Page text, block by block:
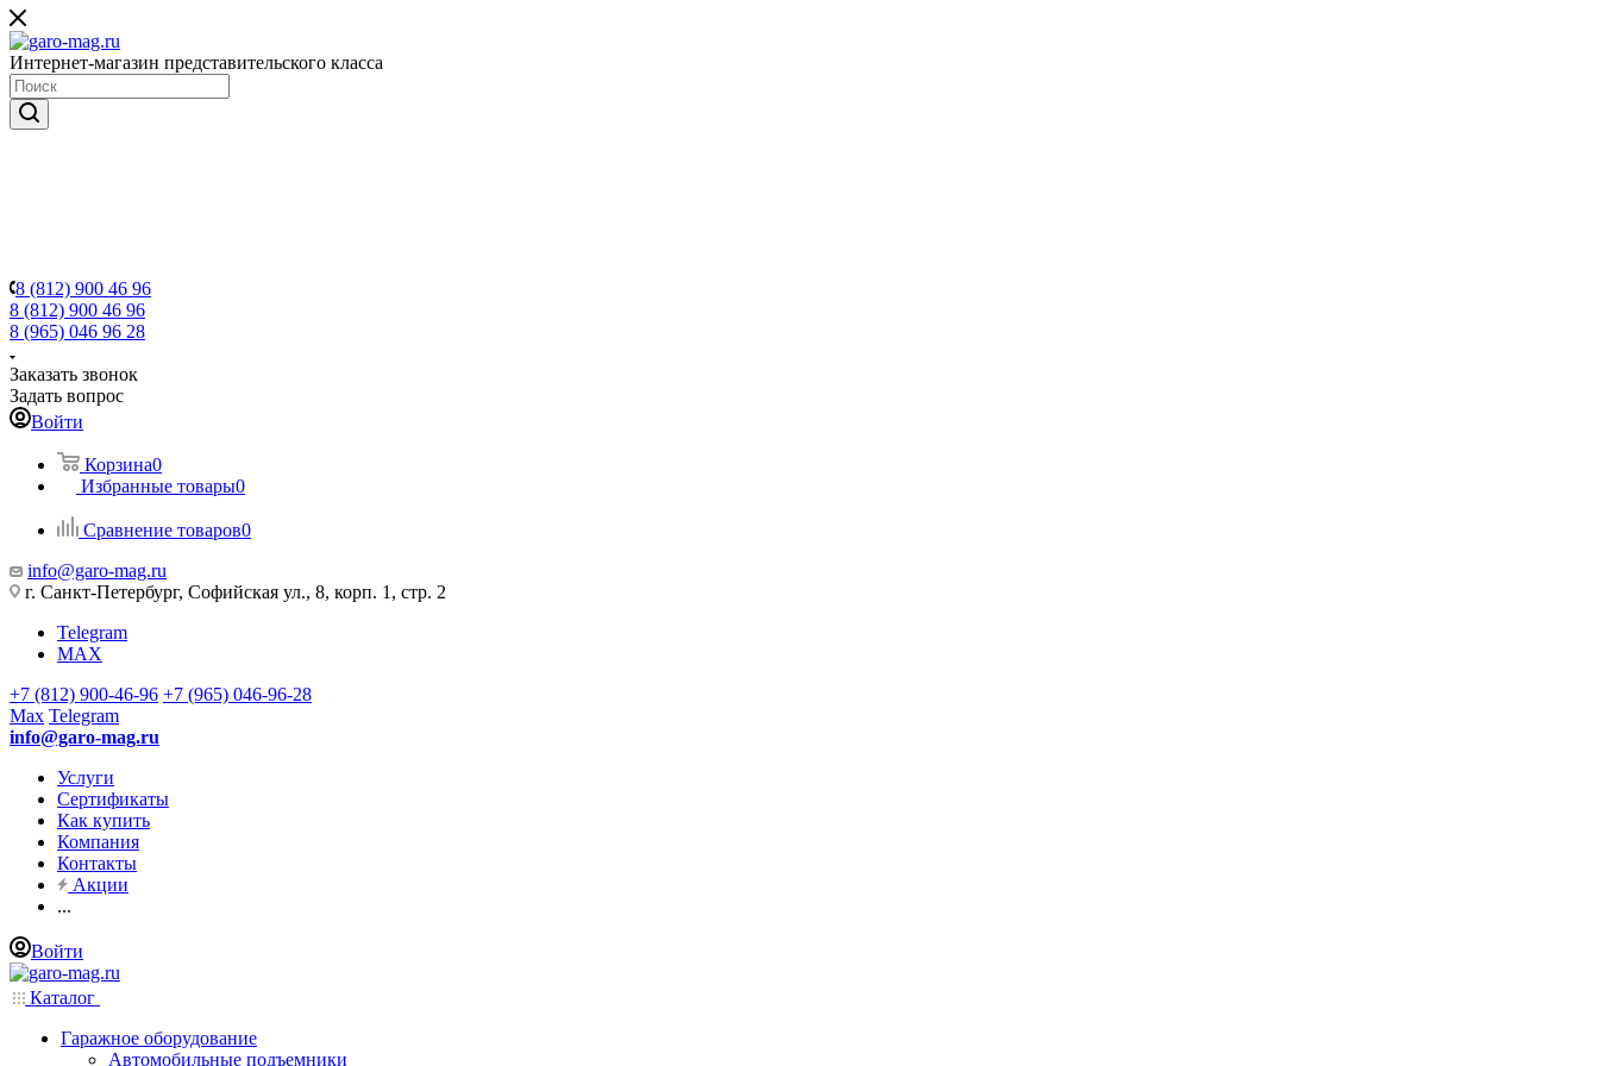
Интернет-магазин представительского класса
8 (812) 900 46 96
8 (812) 900 46 96
8 (965) 046 96 28
Заказать звонок
Задать вопрос
Войти
Корзина0
Избранные товары0
Сравнение товаров0
info@garo-mag.ru
г. Санкт-Петербург, Софийская ул., 8, корп. 1, стр. 2
Telegram
MAX
+7 (812) 900-46-96 +7 (965) 046-96-28
Max Telegram
info@garo-mag.ru
Услуги
Сертификаты
Как купить
Компания
Контакты
Акции
...
Войти
Каталог
Гаражное оборудование
Автомобильные подъемники